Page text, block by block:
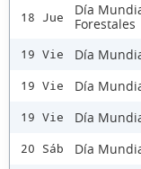
18 Jue
Día
Forestales
19 Vie Día
19 Vie Día
19 Vie Día
20 Sáb Día